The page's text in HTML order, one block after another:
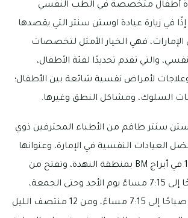
أطفال متخصصة في الطب النفسي
إذًا في زيارة عيادة اوستن سنتر التي يقصدها
الإمارات، فهي الخيار الأمثل لتخصصات
والتي تقدم تحديدًا لفئة الأطفال،
لأمراض نفسية شائعة بين الأطفال؛
السلوك، ومشاكل النطق وغيرها.
سنتر طاقم من الأطباء المحترفين ذوي
العيادات النفسية في الإمارة، وعنوانها
هو: مكتب رقم 106 في أبراج BM بمنطقة النهدة، وتفتح من
الساعة 8:30 صباحًا إلى 7:15 مساءً يوم الأحد وحتى الجمعة،
ومن الساعة 8:30 صباحًا إلى 7:15 مساءً، ومن 12 منتصف الليل